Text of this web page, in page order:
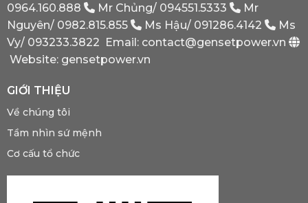
Bắt
Phải
Có?
0964.160.888
Mr Chủng/ 094551.5333
Mr
Nguyên/ 0982.815.855 Ms Hậu/ 091286.4142
Ms
Vy/ 093233.3822
Email: contact@gensetpower.vn
Website: gensetpower.vn
GIỚI THIỆU
Về chúng tôi
Tầm nhìn sứ mệnh
Cơ cấu tổ chức